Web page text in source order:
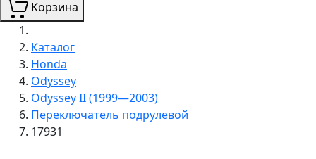
Корзина
Каталог
Honda
Odyssey
Odyssey II (1999—2003)
Переключатель подрулевой
17931